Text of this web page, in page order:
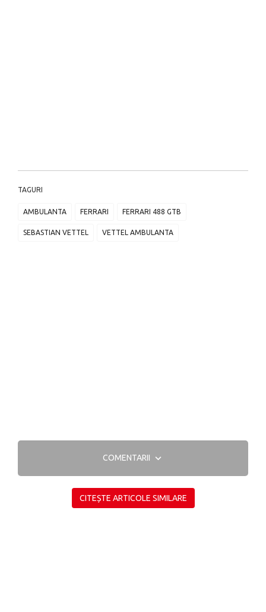
TAGURI
AMBULANTA FERRARI FERRARI 488 GTB
SEBASTIAN VETTEL VETTEL AMBULANTA
COMENTARII
CITEȘTE ARTICOLE SIMILARE